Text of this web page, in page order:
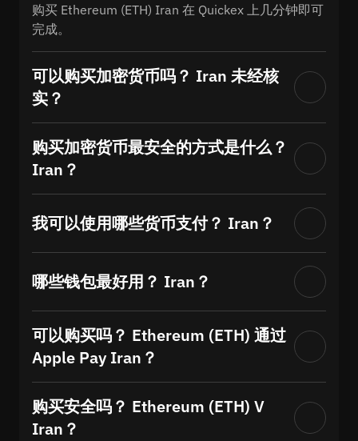
购买 Ethereum (ETH) Iran 在 Quickex 上几分钟即可
完成。
可以购买加密货币吗？ Iran 未经核
实？
购买加密货币最安全的方式是什么？
Iran？
我可以使用哪些货币支付？ Iran？
哪些钱包最好用？ Iran？
可以购买吗？ Ethereum (ETH) 通过
Apple Pay Iran？
购买安全吗？ Ethereum (ETH) V
Iran？